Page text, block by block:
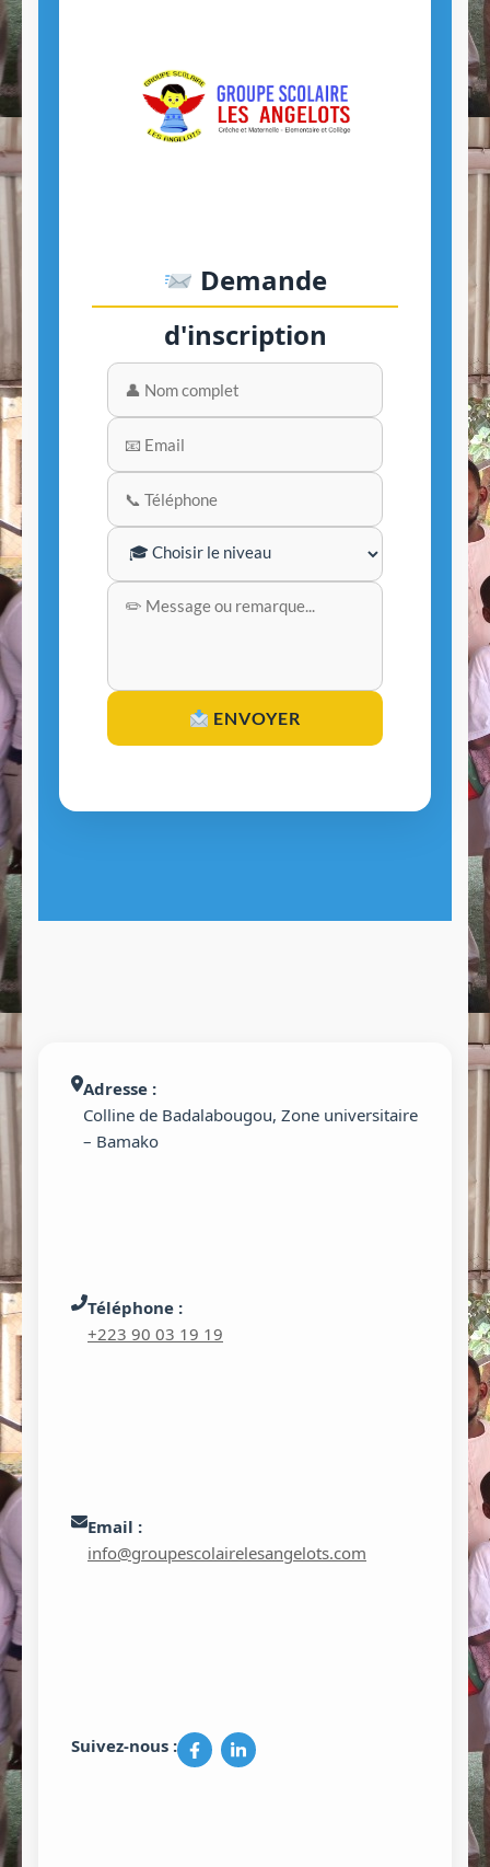
Demande
d'inscription
ENVOYER
Adresse :
Colline de Badalabougou, Zone universitaire
– Bamako
Téléphone :
+223 90 03 19 19
Email :
info@groupescolairelesangelots.com
Suivez-nous :